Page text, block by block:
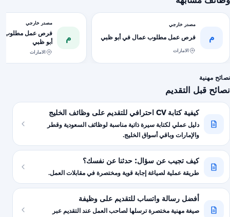
م
مصدر خارجي
فرص عمل مطلوب عمال في أبو ظبي
الامارات
م
مصدر خارجي
فرص عمل مطلوب
أبو ظبي
الامارات
نصائح مهنية
نصائح قبل التقديم
كيفية كتابة CV احترافي للتقديم على وظائف الخليج
دليل عملي لكتابة سيرة ذاتية مناسبة لوظائف السعودية وقطر
والإمارات وباقي أسواق الخليج.
كيف تجيب عن سؤال: حدثنا عن نفسك؟
طريقة عملية لصياغة إجابة قوية ومختصرة في مقابلات العمل.
أفضل رسالة واتساب للتقديم على وظيفة
صيغة مهنية مختصرة ترسلها لصاحب العمل عند التقديم عبر